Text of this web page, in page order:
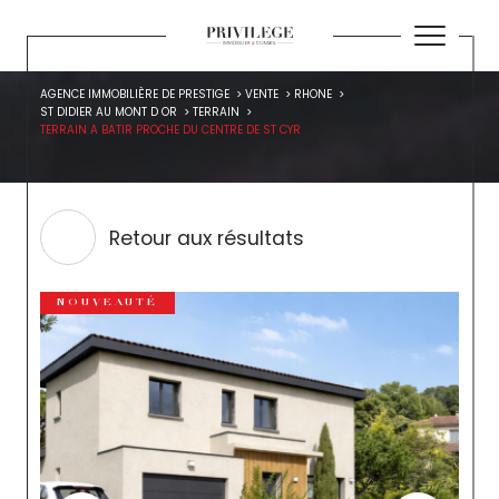
AGENCE IMMOBILIÈRE DE PRESTIGE VENTE
RHONE
ST DIDIER AU MONT D OR
TERRAIN
TERRAIN A BATIR PROCHE DU CENTRE DE ST CYR
Retour aux résultats
NOUVEAUTÉ